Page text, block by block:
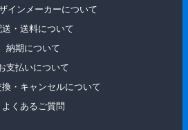
インメーカーについて
送・送料について
納期について
支払いについて
・キャンセルについて
よくあるご質問